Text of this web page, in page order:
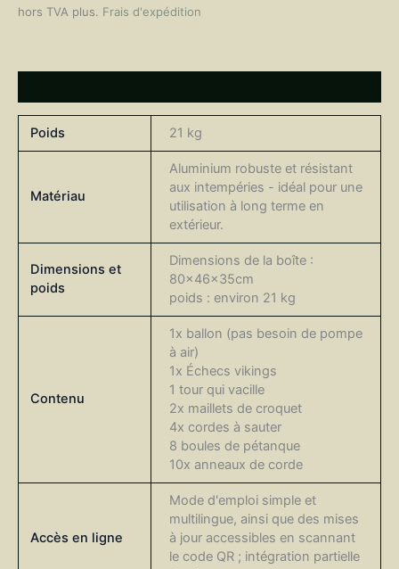
hors TVA plus. Frais d'expédition
Poids 21 kg
Matériau
Aluminium robuste et résistant
aux intempéries - idéal pour une
utilisation à long terme en
extérieur.
Dimensions et
poids
Dimensions de la boîte :
80x46x35cm
poids : environ 21 kg
Contenu
1x ballon (pas besoin de pompe
à air)
1x Échecs vikings
1 tour qui vacille
2x maillets de croquet
4x cordes à sauter
8 boules de pétanque
10x anneaux de corde
Accès en ligne
Mode d'emploi simple et
multilingue, ainsi que des mises
à jour accessibles en scannant
le code QR ; intégration partielle